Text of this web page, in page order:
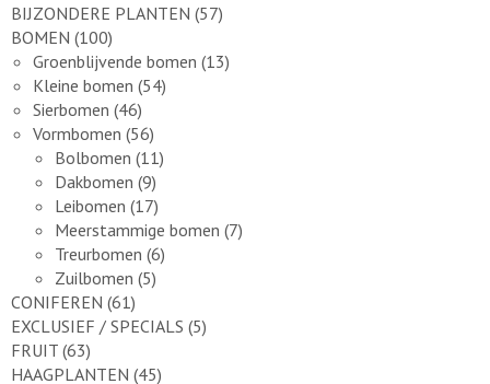
BIJZONDERE PLANTEN (57)
BOMEN (100)
Groenblijvende bomen (13)
Kleine bomen (54)
Sierbomen (46)
Vormbomen (56)
Bolbomen (11)
Dakbomen (9)
Leibomen (17)
Meerstammige bomen (7)
Treurbomen (6)
Zuilbomen (5)
CONIFEREN (61)
EXCLUSIEF / SPECIALS (5)
FRUIT (63)
HAAGPLANTEN (45)